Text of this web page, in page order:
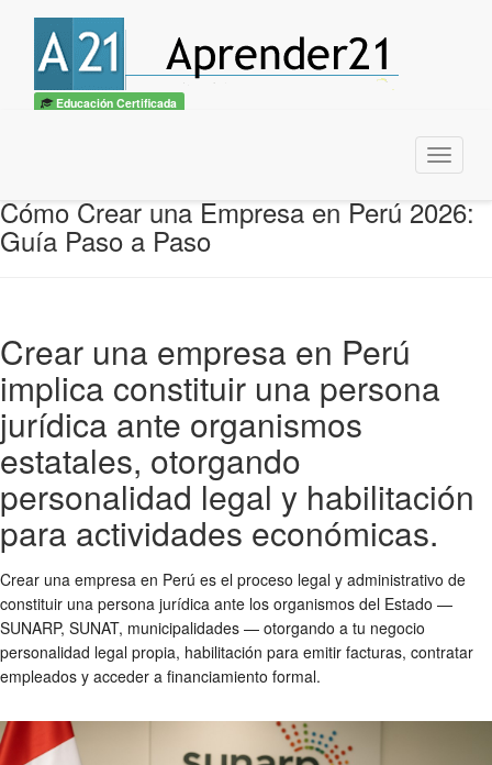
Educación Certificada
Menu
Cómo Crear una Empresa en Perú 2026:
Guía Paso a Paso
Crear una empresa en Perú
implica constituir una persona
jurídica ante organismos
estatales, otorgando
personalidad legal y habilitación
para actividades económicas.
Crear una empresa en Perú es el proceso legal y administrativo de
constituir una persona jurídica ante los organismos del Estado —
SUNARP, SUNAT, municipalidades — otorgando a tu negocio
personalidad legal propia, habilitación para emitir facturas, contratar
empleados y acceder a financiamiento formal.